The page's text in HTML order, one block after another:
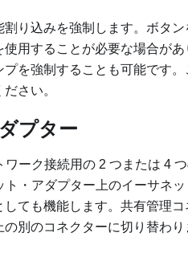
り込みを強制します。ボタ
用することが必要な場合が
を強制することも可能です
さい。
プター
ーク接続用の 2 つまたは 4
・アダプター上のイーサネ
ても機能します。共有管理
別のコネクターに切り替わり